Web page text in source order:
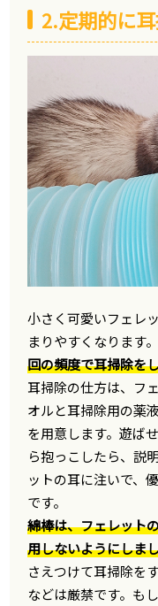
2.定期的に
小さく可愛いフェレ
まりやすくなります
回の頻度で耳掃除を
耳掃除の仕方は、フ
オルと耳掃除用の薬
を用意します。遊ば
ら抱っこしたら、説
ットの耳に注いで、
です。
綿棒は、フェレット
用しないようにしま
さえつけて耳掃除を
などは厳禁です。も